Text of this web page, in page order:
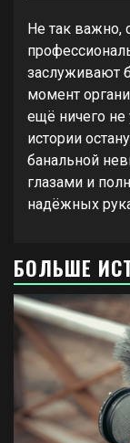
Не так важно,
заслуживают
момент
ещё ничего
истории
банальной
глазами и
надёжных
БОЛЬШЕ